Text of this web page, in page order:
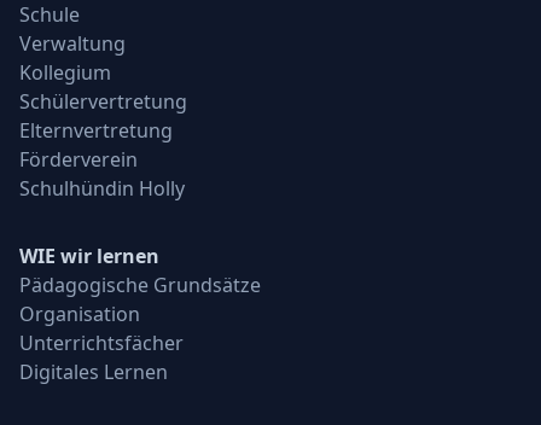
Schule
Verwaltung
Kollegium
Schülervertretung
Elternvertretung
Förderverein
Schulhündin Holly
WIE wir lernen
Pädagogische Grundsätze
Organisation
Unterrichtsfächer
Digitales Lernen